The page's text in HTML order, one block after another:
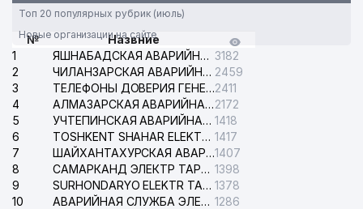
Топ 20 популярных рубрик (июль)
Новые организации на сайте
№
Назвние
1
ЯШНАБАДСКАЯ АВАРИЙНАЯ СЛУЖБА ЭЛЕКТРОСЕТИ 3182
2
ЧИЛАНЗАРСКАЯ АВАРИЙНАЯ СЛУЖБА ЭЛЕКТРОСЕТИ 2459
3
ТЕЛЕФОНЫ ДОВЕРИЯ ГЕНЕРАЛЬНОЙ ПРОКУРАТУРЫ РЕСПУБЛИКИ УЗБЕКИСТАН2411
4
АЛМАЗАРСКАЯ АВАРИЙНАЯ СЛУЖБА ЭЛЕКТРОСЕТИ2172
5
УЧТЕПИНСКАЯ АВАРИЙНАЯ СЛУЖБА ЭЛЕКТРОСЕТИ 1418
6
TOSHKENT SHAHAR ELEKTR TARMOQLARI KORXONASI АО 1417
7
ШАЙХАНТАХУРСКАЯ АВАРИЙНАЯ СЛУЖБА ЭЛЕКТРОСЕТИ1407
8
САМАРКАНД ЭЛЕКТР ТАРМОКЛАРИ АО 1398
9
SURHONDARYO ELEKTR TARMOKLARI АО 1378
10
АВАРИЙНАЯ СЛУЖБА ЭЛЕКТРОСЕТИ ТАШКЕНТСКОГО РАЙОНА 1286